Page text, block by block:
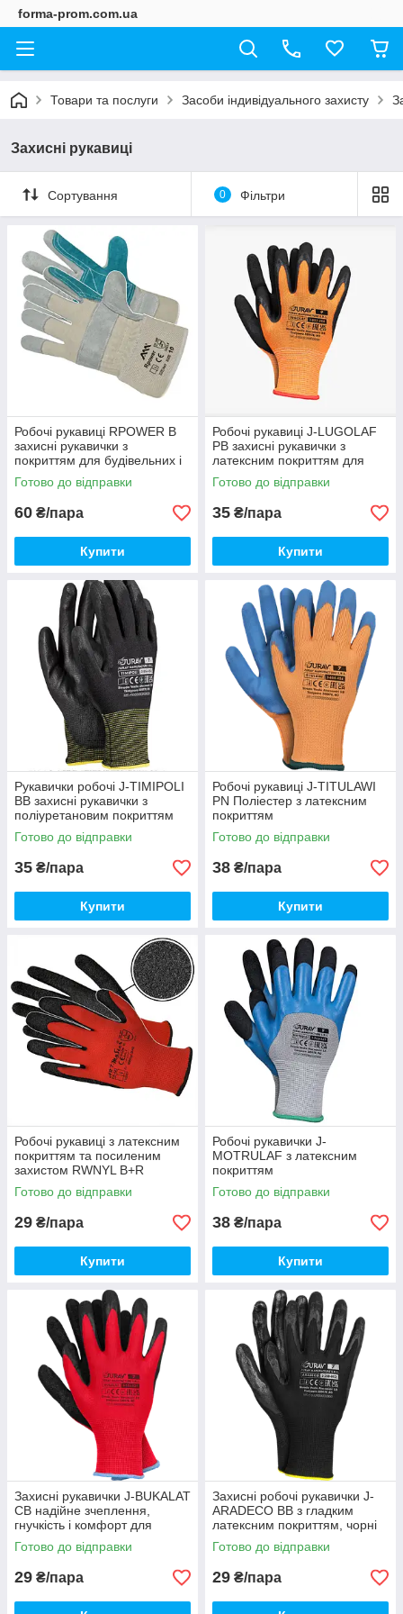
forma-prom.com.ua
Товари та послуги Засоби індивідуального захисту
Захисні рукавиці
Сортування 0 Фільтри
Робочі рукавиці RPOWER B
захисні рукавички з
покриттям для будівельних і
монтажних робіт
Готово до відправки
60 ₴/пара
Купити
Робочі рукавиці J-LUGOLAF
PB захисні рукавички з
латексним покриттям для
будівельних та монтажних
робіт
Готово до відправки
35 ₴/пара
Купити
Рукавички робочі J-TIMIPOLI
BB захисні рукавички з
поліуретановим покриттям
для точних робіт
Готово до відправки
35 ₴/пара
Купити
Робочі рукавиці J-TITULAWI
PN Поліестер з латексним
покриттям
Готово до відправки
38 ₴/пара
Купити
Робочі рукавиці з латексним
покриттям та посиленим
захистом RWNYL B+R
Готово до відправки
29 ₴/пара
Купити
Робочі рукавички J-
MOTRULAF з латексним
покриттям
Готово до відправки
38 ₴/пара
Купити
Захисні рукавички J-BUKALAT
CB надійне зчеплення,
гнучкість і комфорт для
щоденної роботи
Готово до відправки
29 ₴/пара
Захисні робочі рукавички J-
ARADECO BB з гладким
латексним покриттям, чорні
Готово до відправки
29 ₴/пара